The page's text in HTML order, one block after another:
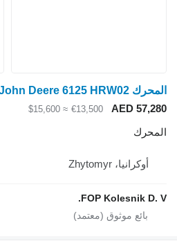
AED 57,280
€13,500
≈ $15,600
المحرك
أوكرانيا، Zhytomyr
FOP Kolesnik D. V.